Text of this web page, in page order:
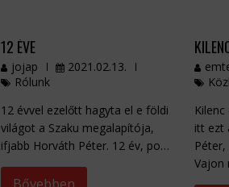
12 ÉVE
jojap
2021.02.13.
Rólunk
12 évvel ezelőtt hagyta el e földi
világot a Szaku megalapítója,
ifjabb Horváth Péter. 12 év, po…
itt ezt